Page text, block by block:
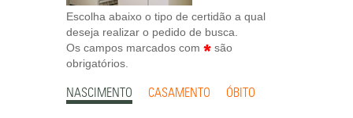
Escolha abaixo o tipo de certidão a qual
deseja realizar o pedido de busca.
Os campos marcados com
são
obrigatórios.
NASCIMENTO CASAMENTO ÓBITO